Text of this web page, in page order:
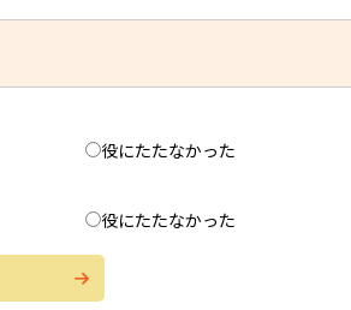
役にたたなかった
役にたたなかった